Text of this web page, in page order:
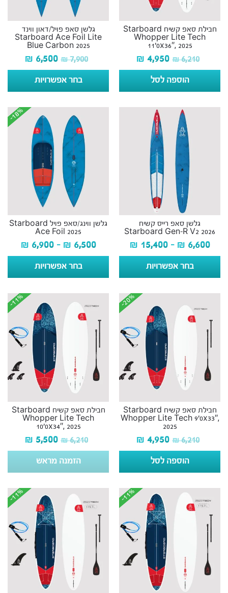
חבילת סאפ קשיח Starboard
Whopper Lite Tech
11’0x36″, 2025
₪6,210
₪ 4,950
הוספה לסל
גלשן סאפ פויל/דאון ווינד
Starboard Ace Foil Lite
Blue Carbon 2025
₪7,900
₪ 6,500
בחר אפשרויות
גלשן סאפ רייס קשיח
Starboard Gen-R V2 2026
₪ 6,600
–
₪ 15,400
בחר אפשרויות
-18%
-18%
גלשן ווינג/סאפ פויל Starboard
Ace Foil 2025
₪ 6,500
–
₪ 6,900
בחר אפשרויות
-20%
-20%
חבילת סאפ קשיח Starboard
Whopper Lite Tech 9’0x33″,
2025
₪6,210
₪ 4,950
הוספה לסל
-11%
-11%
חבילת סאפ קשיח Starboard
Whopper Lite Tech
10’0x34″, 2025
₪6,210
₪ 5,500
הזמנה מראש
-11%
-11%
-11%
-11%